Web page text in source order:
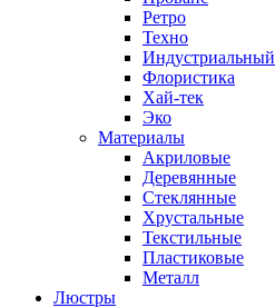
Ретро
Техно
Индустриальный
Флористика
Хай-тек
Эко
Материалы
Акриловые
Деревянные
Стеклянные
Хрустальные
Текстильные
Пластиковые
Металл
Люстры